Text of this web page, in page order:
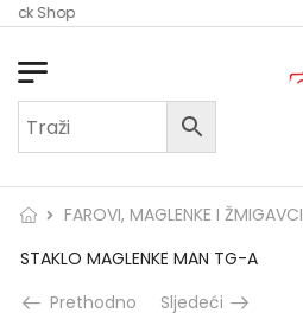
Shop
FAROVI, MAGLENKE I ŽMIGAVCI
STAKLO MAGLENKE MAN TG-A
Prethodno
Sljedeći